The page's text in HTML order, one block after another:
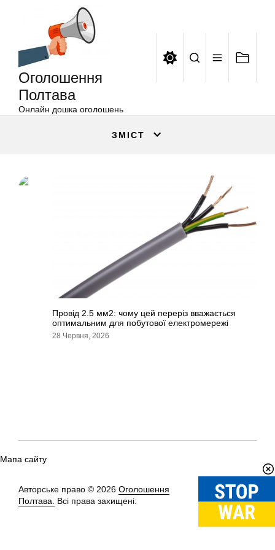
Оголошення
Полтава
Онлайн дошка оголошень
ЗМІСТ
Провід 2.5 мм2: чому цей переріз вважається
оптимальним для побутової електромережі
28 Червня, 2026
Мапа сайту
Авторське право © 2026 Оголошення
Полтава.
Всі права захищені.
Вгору↑